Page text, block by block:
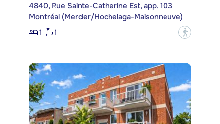
4840, Rue Sainte-Catherine Est, app. 103
Montréal (Mercier/Hochelaga-Maisonneuve)
1
1 ?